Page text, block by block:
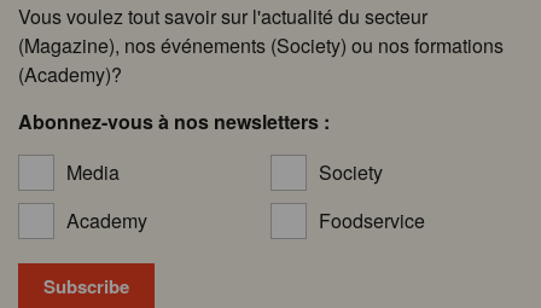
Vous voulez tout savoir sur l'actualité du secteur
(Magazine), nos événements (Society) ou nos formations
(Academy)?
Abonnez-vous à nos newsletters :
Media
Society
Academy
Foodservice